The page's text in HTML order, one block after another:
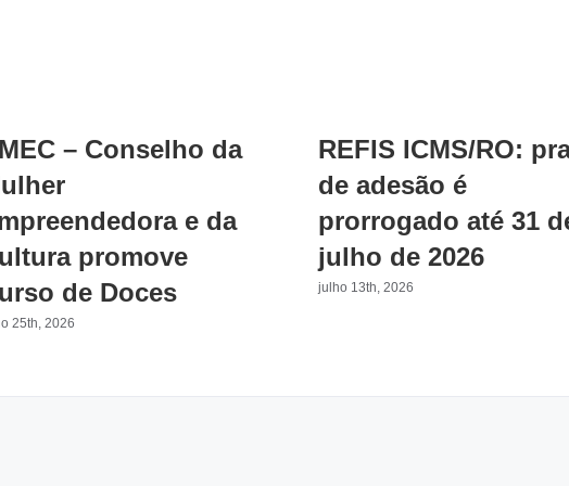
– Conselho da
e da
promove
de Doces
25th, 2026
REFIS ICMS/RO:
de adesão é
prorrogado até 31
julho de 2026
julho 13th, 2026